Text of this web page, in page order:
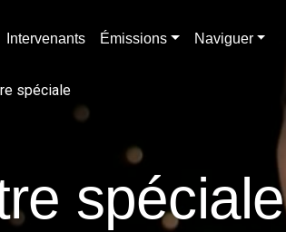
Intervenants Émissions Naviguer
spéciale
spéciale